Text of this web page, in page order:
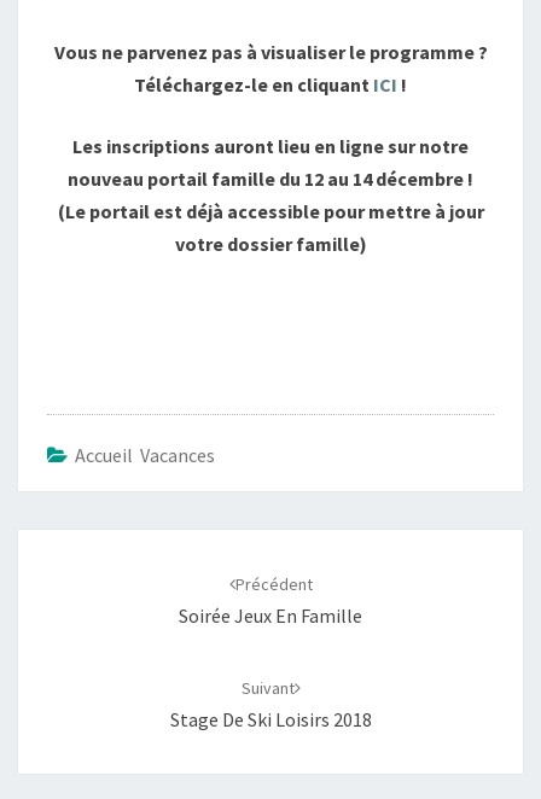
Vous ne parvenez pas à visualiser le programme ?
Téléchargez-le en cliquant ICI !
Les inscriptions auront lieu en ligne sur notre
nouveau portail famille du 12 au 14 décembre !
(Le portail est déjà accessible pour mettre à jour
votre dossier famille)
Accueil Vacances
Précédent
Soirée Jeux En Famille
Suivant
Stage De Ski Loisirs 2018